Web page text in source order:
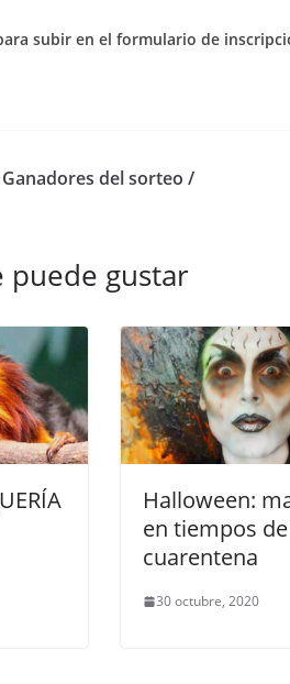
subir en el formulario de
del sorteo /
puede gustar
Halloween:
en tiempos de
cuarentena
30 octubre, 2020